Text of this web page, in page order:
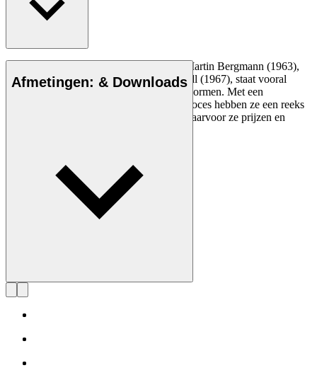
De designstudio EOOS, opgericht door Martin Bergmann (1963),
Gernot Bohmann (1968) en Harald Gründl (1967), staat vooral
bekend om de poëtische benadering van vormen. Met een
analytische benadering van het ontwerpproces hebben ze een reeks
industriële en sociale designs gecreëerd waarvoor ze prijzen en
Afmetingen: & Downloads